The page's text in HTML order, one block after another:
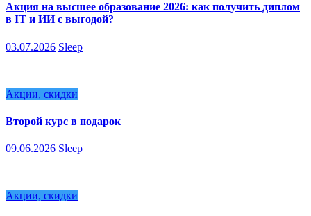
Акция на высшее образование 2026: как получить диплом
в IT и ИИ с выгодой?
03.07.2026 Sleep
Акции, скидки
Второй курс в подарок
09.06.2026 Sleep
Акции, скидки